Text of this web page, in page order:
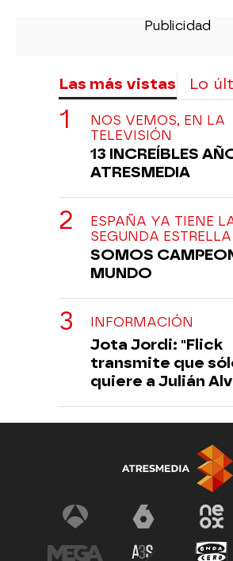
Las más vistas Lo
NOS VEMOS, EN LA
TELEVISIÓN
13 INCREÍBLES
ATRESMEDIA
ESPAÑA YA TIENE
SEGUNDA ESTRELLA
SOMOS
MUNDO
INFORMACIÓN
Jota Jordi: "Flick
transmite que
quiere a Julián